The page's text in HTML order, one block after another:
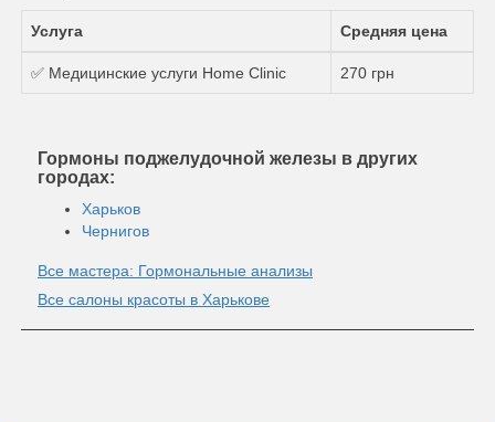
Услуга Средняя цена
✅ Медицинские услуги Home Clinic 270 грн
Гормоны поджелудочной железы в других
городах:
Харьков
Чернигов
Все мастера: Гормональные анализы
Все салоны красоты в Харькове